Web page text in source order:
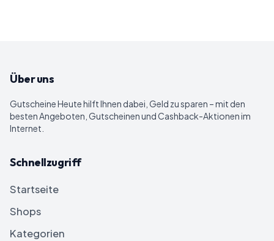
Über uns
Gutscheine Heutehilft Ihnen dabei, Geld zu sparen – mit den
besten Angeboten, Gutscheinen und Cashback-Aktionen im
Internet.
Schnellzugriff
Startseite
Shops
Kategorien